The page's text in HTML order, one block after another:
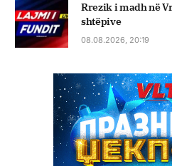
Rrezik i madh në
shtëpive
08.08.2026, 20:19